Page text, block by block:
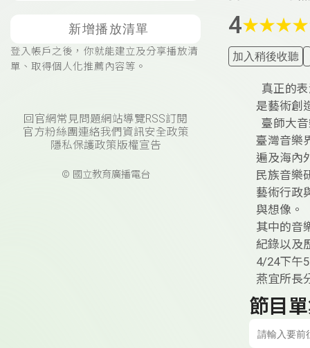
新增播放清單
登入帳戶之後，你就能建立及分享播放清
單、取得個人化推薦內容等。
回官網常見問題網站導覽RSS訂閱
官方粉絲團連絡我們 資訊安全政策
隱私保護政策版權宣告
© 國立教育廣播電台
4★★★★
加入稍後收聽
真正的
是藝術創
臺師大
臺灣音樂
遍及海內
民族音樂
藝術行政
與想像。
其中的音
紀錄以及
4/24下午
燕宜所長
節目